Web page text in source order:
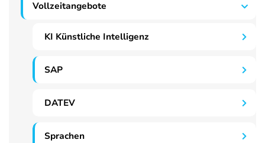
Vollzeitangebote
KI Künstliche Intelligenz
SAP
DATEV
Sprachen